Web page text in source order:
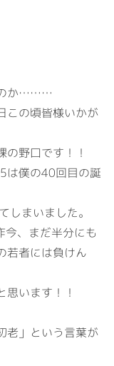
のか………
この頃皆様いかが
野口です！！
は僕の40回目の誕
しまいました。
、まだ半分にも
若者には負けん
います！！
老」という言葉が